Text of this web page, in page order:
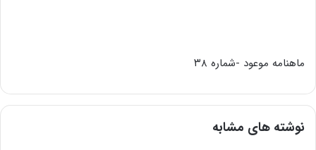
ماهنامه موعود -شماره ۳۸
نوشته های مشابه